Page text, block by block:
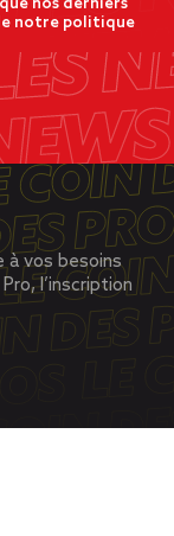
nos derniers
notre politique
à vos besoins
l’inscription